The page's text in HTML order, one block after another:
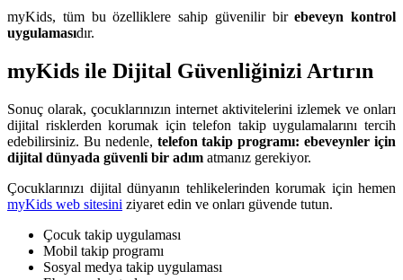
myKids, tüm bu özelliklere sahip güvenilir birebeveyn kontrol
uygulamasıdır.
myKids ile Dijital Güvenliğinizi Artırın
Sonuç olarak, çocuklarınızın internet aktivitelerini izlemek ve onları
dijital risklerden korumak için telefon takip uygulamalarını tercih
edebilirsiniz. Bu nedenle, telefon takip programı: ebeveynler için
dijital dünyada güvenli bir adım atmanız gerekiyor.
Çocuklarınızı dijital dünyanın tehlikelerinden korumak için hemen
myKids web sitesini ziyaret edin ve onları güvende tutun.
Çocuk takip uygulaması
Mobil takip programı
Sosyal medya takip uygulaması